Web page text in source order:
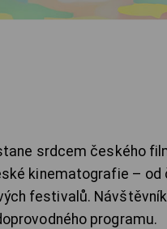
srdcem českého
kinematografie –
festivalů.
programu.